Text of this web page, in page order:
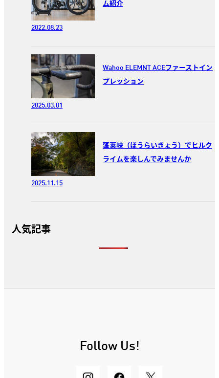
ム紹介
2022.08.23
Wahoo ELEMNT ACEファーストイン
プレッション
2025.03.01
蓬莱峡（ほうらいきょう）でヒルク
ライムを楽しんでみませんか
2025.11.15
人気記事
Follow Us!